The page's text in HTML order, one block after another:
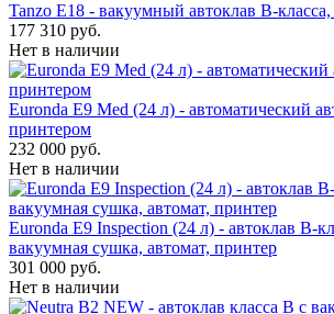
Tanzo E18 - вакуумный автоклав B-
177 310 руб.
Нет в наличии
Euronda E9 Med (24 л) - автоматический
принтером
232 000 руб.
Нет в наличии
Euronda E9 Inspection (24 л) - автоклав B-
вакуумная сушка, автомат, принтер
301 000 руб.
Нет в наличии